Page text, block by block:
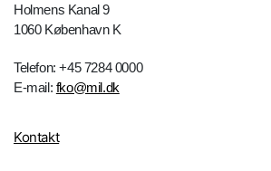
Holmens Kanal 9
1060 København K
Telefon: +45 7284 0000
E-mail: fko@mil.dk
Kontakt